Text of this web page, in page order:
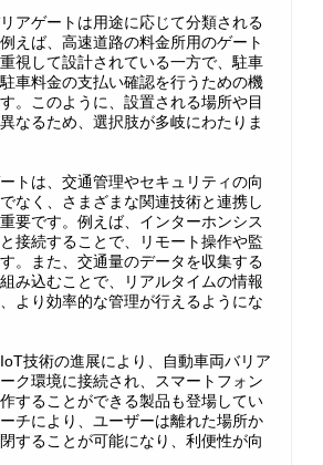
アゲートは用途に応じて分類される
えば、高速道路の料金所用のゲート
視して設計されている一方で、駐車
車料金の支払い確認を行うための機
。このように、設置される場所や目
なるため、選択肢が多岐にわたりま
トは、交通管理やセキュリティの向
なく、さまざまな関連技術と連携し
要です。例えば、インターホンシス
接続することで、リモート操作や監
。また、交通量のデータを収集する
み込むことで、リアルタイムの情報
より効率的な管理が行えるようにな
技術の進展により、自動車両バリア
ク環境に接続され、スマートフォン
することができる製品も登場してい
チにより、ユーザーは離れた場所か
することが可能になり、利便性が向